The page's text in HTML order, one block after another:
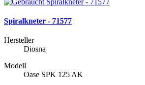
Spiralkneter - 71577
Hersteller
Diosna
Modell
Oase SPK 125 AK